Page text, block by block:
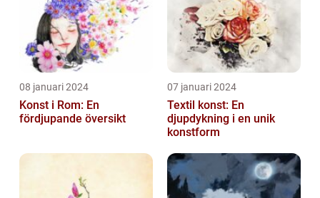
08 januari 2024
Konst i Rom: En
fördjupande översikt
07 januari 2024
Textil konst: En
djupdykning i en unik
konstform